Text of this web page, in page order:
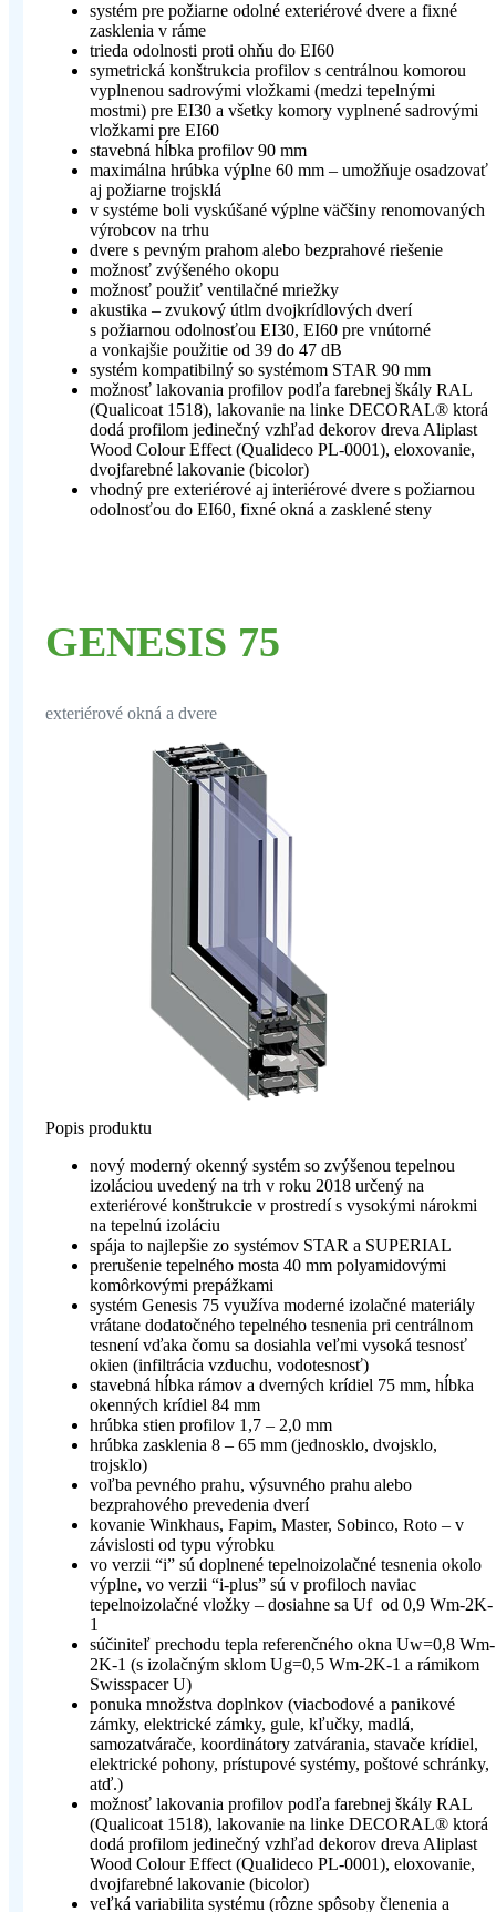
systém pre požiarne odolné exteriérové dvere a fixné
zasklenia v ráme
trieda odolnosti proti ohňu do EI60
symetrická konštrukcia profilov s centrálnou komorou
vyplnenou sadrovými vložkami (medzi tepelnými
mostmi) pre EI30 a všetky komory vyplnené sadrovými
vložkami pre EI60
stavebná hĺbka profilov 90 mm
maximálna hrúbka výplne 60 mm – umožňuje osadzovať
aj požiarne trojsklá
v systéme boli vyskúšané výplne väčšiny renomovaných
výrobcov na trhu
dvere s pevným prahom alebo bezprahové riešenie
možnosť zvýšeného okopu
možnosť použiť ventilačné mriežky
akustika – zvukový útlm dvojkrídlových dverí
s požiarnou odolnosťou EI30, EI60 pre vnútorné
a vonkajšie použitie od 39 do 47 dB
systém kompatibilný so systémom STAR 90 mm
možnosť lakovania profilov podľa farebnej škály RAL
(Qualicoat 1518), lakovanie na linke DECORAL® ktorá
dodá profilom jedinečný vzhľad dekorov dreva Aliplast
Wood Colour Effect (Qualideco PL-0001), eloxovanie,
dvojfarebné lakovanie (bicolor)
vhodný pre exteriérové aj interiérové dvere s požiarnou
odolnosťou do EI60, fixné okná a zasklené steny
GENESIS 75
exteriérové okná a dvere
Popis produktu
nový moderný okenný systém so zvýšenou tepelnou
izoláciou uvedený na trh v roku 2018 určený na
exteriérové konštrukcie v prostredí s vysokými nárokmi
na tepelnú izoláciu
spája to najlepšie zo systémov STAR a SUPERIAL
prerušenie tepelného mosta 40 mm polyamidovými
komôrkovými prepážkami
systém Genesis 75 využíva moderné izolačné materiály
vrátane dodatočného tepelného tesnenia pri centrálnom
tesnení vďaka čomu sa dosiahla veľmi vysoká tesnosť
okien (infiltrácia vzduchu, vodotesnosť)
stavebná hĺbka rámov a dverných krídiel 75 mm, hĺbka
okenných krídiel 84 mm
hrúbka stien profilov 1,7 – 2,0 mm
hrúbka zasklenia 8 – 65 mm (jednosklo, dvojsklo,
trojsklo)
voľba pevného prahu, výsuvného prahu alebo
bezprahového prevedenia dverí
kovanie Winkhaus, Fapim, Master, Sobinco, Roto – v
závislosti od typu výrobku
vo verzii “i” sú doplnené tepelnoizolačné tesnenia okolo
výplne, vo verzii “i-plus” sú v profiloch naviac
tepelnoizolačné vložky – dosiahne sa Uf od 0,9 Wm-2K-
1
súčiniteľ prechodu tepla referenčného okna Uw=0,8 Wm-
2K-1 (s izolačným sklom Ug=0,5 Wm-2K-1 a rámikom
Swisspacer U)
ponuka množstva doplnkov (viacbodové a panikové
zámky, elektrické zámky, gule, kľučky, madlá,
samozatvárače, koordinátory zatvárania, stavače krídiel,
elektrické pohony, prístupové systémy, poštové schránky,
atď.)
možnosť lakovania profilov podľa farebnej škály RAL
(Qualicoat 1518), lakovanie na linke DECORAL® ktorá
dodá profilom jedinečný vzhľad dekorov dreva Aliplast
Wood Colour Effect (Qualideco PL-0001), eloxovanie,
dvojfarebné lakovanie (bicolor)
veľká variabilita systému (rôzne spôsoby členenia a